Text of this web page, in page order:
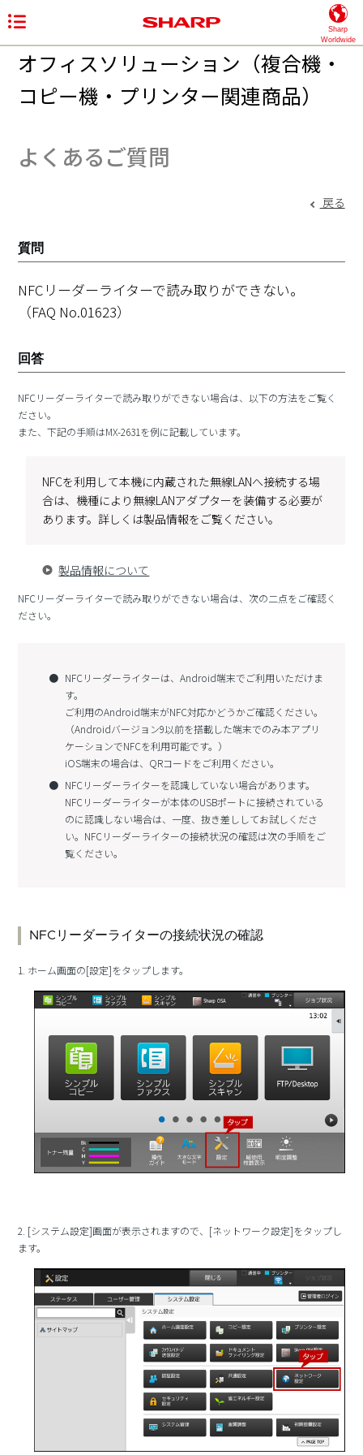
Sharp
Worldwide
オフィスソリューション（複合機・
コピー機・プリンター関連商品）
よくあるご質問
戻る
質問
NFCリーダーライターで読み取りができない。
（FAQ No.01623）
回答
NFCリーダーライターで読み取りができない場合は、以下の方法をご覧く
ださい。
また、下記の手順はMX-2631を例に記載しています。
NFCを利用して本機に内蔵された無線LANへ接続する場
合は、機種により無線LANアダプターを装備する必要が
あります。詳しくは製品情報をご覧ください。
製品情報について
NFCリーダーライターで読み取りができない場合は、次の二点をご確認く
ださい。
NFCリーダーライターは、Android端末でご利用いただけま
す。
ご利用のAndroid端末がNFC対応かどうかご確認ください。
（Androidバージョン9以前を搭載した端末でのみ本アプリ
ケーションでNFCを利用可能です。）
iOS端末の場合は、QRコードをご利用ください。
NFCリーダーライターを認識していない場合があります。
NFCリーダーライターが本体のUSBポートに接続されている
のに認識しない場合は、一度、抜き差ししてお試しくださ
い。NFCリーダーライターの接続状況の確認は次の手順をご
覧ください。
NFCリーダーライターの接続状況の確認
1. ホーム画面の[設定]をタップします。
2. [システム設定]画面が表示されますので、[ネットワーク設定]をタップし
ます。